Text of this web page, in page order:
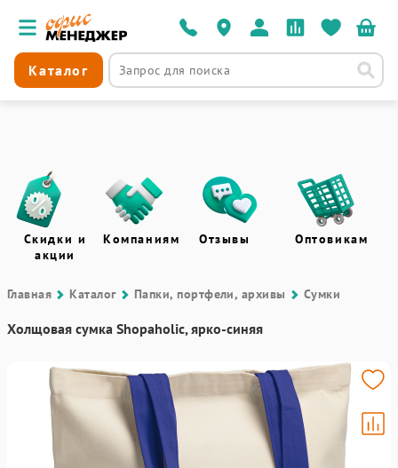
Каталог
Скидки и
акции
Компаниям Отзывы Оптовикам
Главная Каталог Папки, портфели, архивы Сумки
Холщовая сумка Shopaholic, ярко-синяя